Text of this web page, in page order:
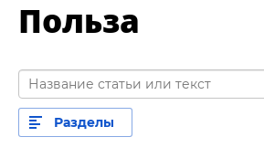
Польза
Разделы